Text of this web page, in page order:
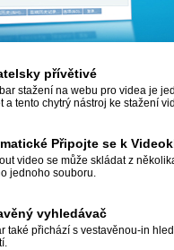
přívětivé
stažení na webu pro videa je
a tento chytrý nástroj ke stažení
Připojte se k
video se může skládat z
jednoho souboru.
vyhledávač
také přichází s vestavěnou-in